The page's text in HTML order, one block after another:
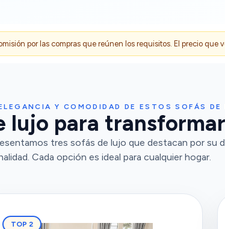
por las compras que reúnen los requisitos. El precio que
Y COMODIDAD DE ESTOS SOFÁS DE
lujo para
tres sofás de lujo que destacan por su
Cada opción es ideal para cualquier hogar.
TOP 2